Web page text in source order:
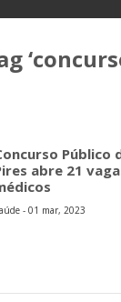
Público
abre 21
- 01 mar, 2023